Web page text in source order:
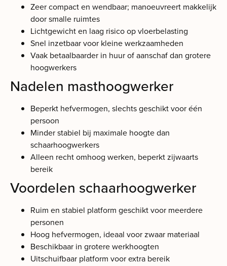
Zeer compact en wendbaar; manoeuvreert makkelijk
door smalle ruimtes
Lichtgewicht en laag risico op vloerbelasting
Snel inzetbaar voor kleine werkzaamheden
Vaak betaalbaarder in huur of aanschaf dan grotere
hoogwerkers
Nadelen masthoogwerker
Beperkt hefvermogen, slechts geschikt voor één
persoon
Minder stabiel bij maximale hoogte dan
schaarhoogwerkers
Alleen recht omhoog werken, beperkt zijwaarts
bereik
Voordelen schaarhoogwerker
Ruim en stabiel platform geschikt voor meerdere
personen
Hoog hefvermogen, ideaal voor zwaar materiaal
Beschikbaar in grotere werkhoogten
Uitschuifbaar platform voor extra bereik